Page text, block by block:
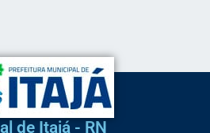
de Itajá - RN